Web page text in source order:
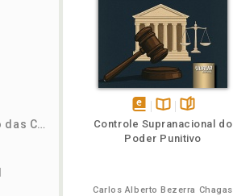
Direitos Reais e Direito das Coisas
disponível
em
Disponível
na
páginas
Controle Supranacional do
Poder Punitivo
Carlos Alberto Bezerra Chagas
TambémFolheie